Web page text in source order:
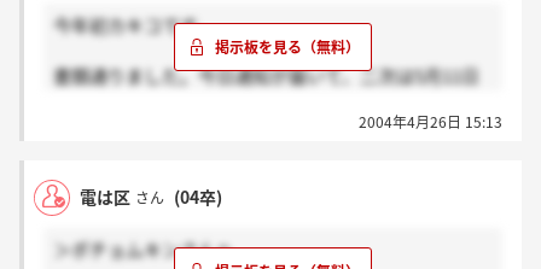
今年初カキコです。
書類通りました。今日通知が届いて、二次は5月11日
同じように今年受けた方、いませんか？去年受けた
（落ちた&受かった）方もカキコお願いします。
これじゃ寂しすぎます（泣）
2004年4月26日 15:13
電は区 さん (04卒)
＞ポチョムキンさんへ